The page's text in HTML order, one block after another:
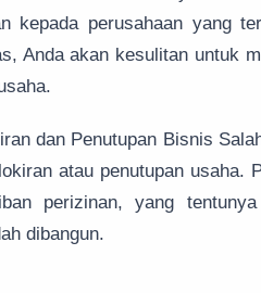
kepada perusahaan yang
Anda akan kesulitan untuk
dan Penutupan Bisnis
atau penutupan usaha.
perizinan, yang
dibangun.